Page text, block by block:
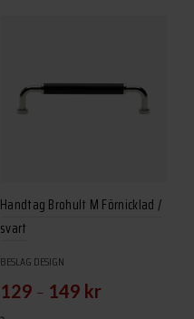
Handtag Brohult M Förnicklad /
svart
BESLAG DESIGN
129 – 149 kr